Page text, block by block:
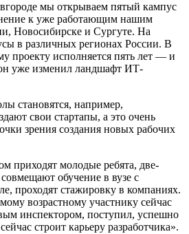
мы открываем пятый кампус
к уже работающим нашим
Новосибирске и Сургуте. На
в различных регионах России. В
проекту исполняется пять лет — и
он уже изменил ландшафт ИТ-
становятся, например,
свои стартапы, а это очень
зрения создания новых рабочих
приходят молодые ребята, две-
обучение в вузе с
проходят стажировку в компаниях.
возрастному участнику сейчас
инспектором, поступил, успешно
строит карьеру разработчика».